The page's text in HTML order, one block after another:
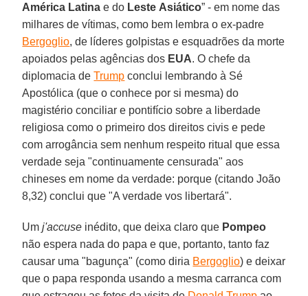
América Latina e do Leste Asiático” - em nome das
milhares de vítimas, como bem lembra o ex-padre
Bergoglio, de líderes golpistas e esquadrões da morte
apoiados pelas agências dos EUA. O chefe da
diplomacia deTrump conclui lembrando à Sé
Apostólica (que o conhece por si mesma) do
magistério conciliar e pontifício sobre a liberdade
religiosa como o primeiro dos direitos civis e pede
com arrogância sem nenhum respeito ritual que essa
verdade seja "continuamente censurada" aos
chineses em nome da verdade: porque (citando João
8,32) conclui que "A verdade vos libertará".
Umj'accuse inédito, que deixa claro que Pompeo
não espera nada do papa e que, portanto, tanto faz
causar uma "bagunça" (como diria Bergoglio) e deixar
que o papa responda usando a mesma carranca com